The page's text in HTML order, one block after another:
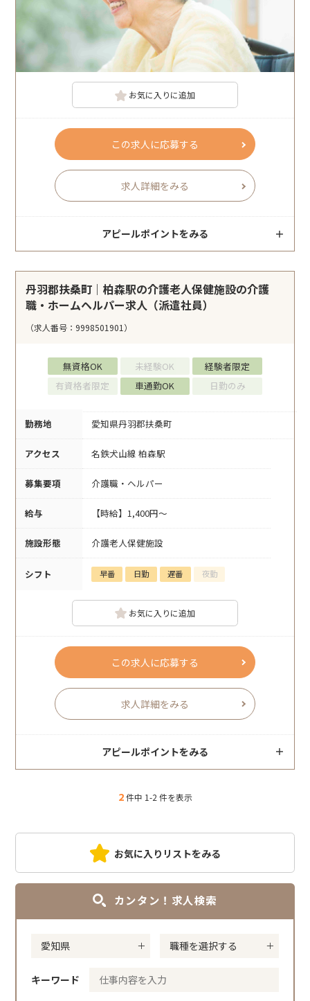
お気に入りに追加
この求人に応募する
求人詳細をみる
アピールポイントをみる
丹羽郡扶桑町｜柏森駅の介護老人保健施設の介護
職・ホームヘルパー求人（派遣社員）
（求人番号：9998501901）
無資格OK 未経験OK
経験者限定
有資格者限定
車通勤OK 日勤のみ
勤務地 愛知県丹羽郡扶桑町
アクセス 名鉄犬山線 柏森駅
募集要項 介護職・ヘルパー
給与 【時給】1,400円～
施設形態 介護老人保健施設
シフト 早番 日勤 遅番 夜勤
お気に入りに追加
この求人に応募する
求人詳細をみる
アピールポイントをみる
2件中 1-2 件を表示
お気に入りリストをみる
カンタン！求人検索
キーワード